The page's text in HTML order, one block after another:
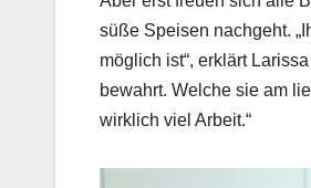
süße Speisen nachgeht.
möglich ist“, erklärt
bewahrt. Welche sie am
wirklich viel Arbeit.“